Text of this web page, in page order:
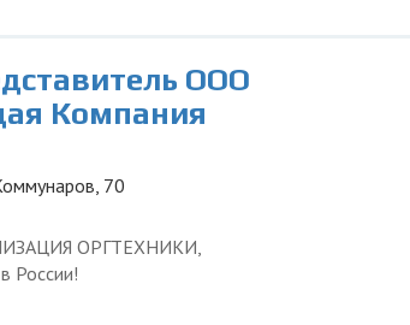
ООО
Компания
70
ОРГТЕХНИКИ,
России!